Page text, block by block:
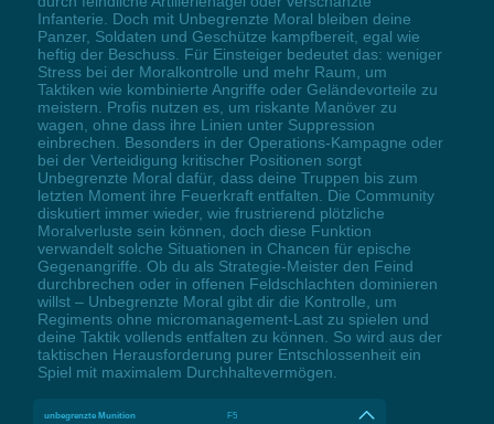
Infanterie. Doch mit Unbegrenzte Moral bleiben deine
Panzer, Soldaten und Geschütze kampfbereit, egal wie
heftig der Beschuss. Für Einsteiger bedeutet das: weniger
Stress bei der Moralkontrolle und mehr Raum, um
Taktiken wie kombinierte Angriffe oder Geländevorteile zu
meistern. Profis nutzen es, um riskante Manöver zu
wagen, ohne dass ihre Linien unter Suppression
einbrechen. Besonders in der Operations-Kampagne oder
bei der Verteidigung kritischer Positionen sorgt
Unbegrenzte Moral dafür, dass deine Truppen bis zum
letzten Moment ihre Feuerkraft entfalten. Die Community
diskutiert immer wieder, wie frustrierend plötzliche
Moralverluste sein können, doch diese Funktion
verwandelt solche Situationen in Chancen für epische
Gegenangriffe. Ob du als Strategie-Meister den Feind
durchbrechen oder in offenen Feldschlachten dominieren
willst – Unbegrenzte Moral gibt dir die Kontrolle, um
Regiments ohne micromanagement-Last zu spielen und
deine Taktik vollends entfalten zu können. So wird aus der
taktischen Herausforderung purer Entschlossenheit ein
Spiel mit maximalem Durchhaltevermögen.
unbegrenzte Munition F5